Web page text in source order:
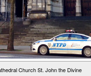
Church St. John the Divine